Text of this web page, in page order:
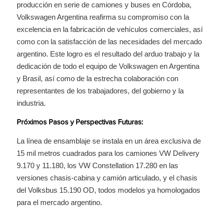
producción en serie de camiones y buses en Córdoba,
Volkswagen Argentina reafirma su compromiso con la
excelencia en la fabricación de vehículos comerciales, así
como con la satisfacción de las necesidades del mercado
argentino. Este logro es el resultado del arduo trabajo y la
dedicación de todo el equipo de Volkswagen en Argentina
y Brasil, así como de la estrecha colaboración con
representantes de los trabajadores, del gobierno y la
industria.
Próximos Pasos y Perspectivas Futuras:
La línea de ensamblaje se instala en un área exclusiva de
15 mil metros cuadrados para los camiones VW Delivery
9.170 y 11.180, los VW Constellation 17.280 en las
versiones chasis-cabina y camión articulado, y el chasis
del Volksbus 15.190 OD, todos modelos ya homologados
para el mercado argentino.